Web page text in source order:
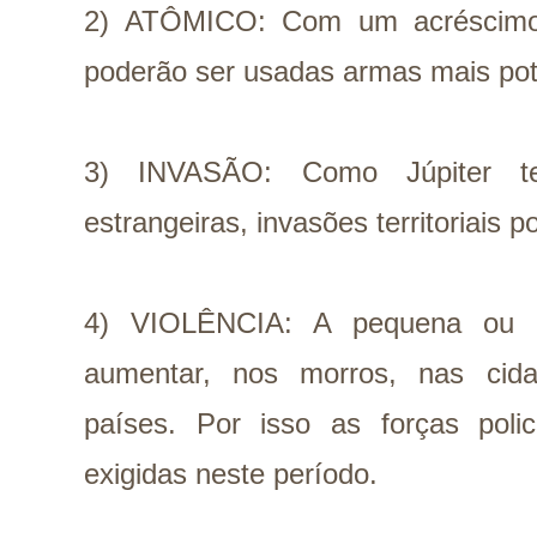
2) ATÔMICO: Com um
poderão ser usadas armas mais
3) INVASÃO: Como Júpiter
estrangeiras, invasões territoriais
4) VIOLÊNCIA: A pequena ou
aumentar, nos morros, nas
países. Por isso as forças
exigidas neste período.